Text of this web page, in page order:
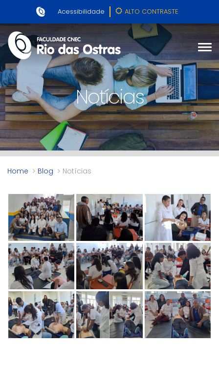
Acessibilidade ALTO CONTRASTE
Notícias
Home Blog Notícias